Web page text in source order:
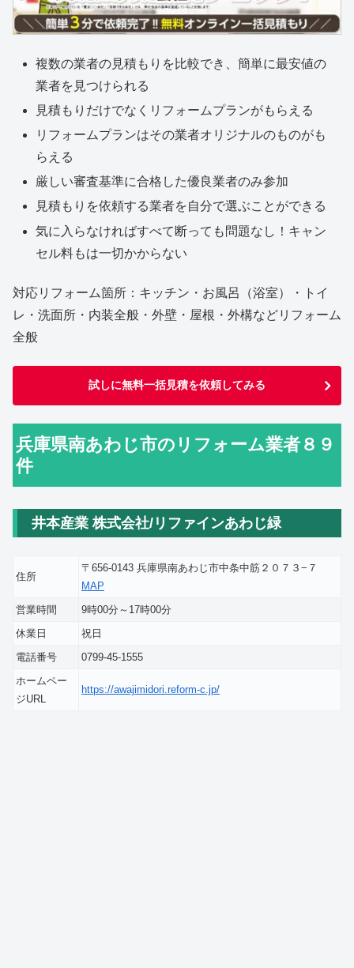
複数の業者の見積もりを比較でき、簡単に最安値の
業者を見つけられる
見積もりだけでなくリフォームプランがもらえる
リフォームプランはその業者オリジナルのものがも
らえる
厳しい審査基準に合格した優良業者のみ参加
見積もりを依頼する業者を自分で選ぶことができる
気に入らなければすべて断っても問題なし！キャン
セル料もは一切かからない
対応リフォーム箇所：キッチン・お風呂（浴室）・トイ
レ・洗面所・内装全般・外壁・屋根・外構などリフォーム
全般
試しに無料一括見積を依頼してみる
兵庫県南あわじ市のリフォーム業者８９
件
井本産業 株式会社/リファインあわじ緑
住所
〒656-0143 兵庫県南あわじ市中条中筋２０７３−７
MAP
営業時間
9時00分～17時00分
休業日
祝日
電話番号
0799-45-1555
ホームペー
ジURL
https://awajimidori.reform-c.jp/